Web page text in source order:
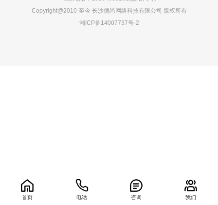
Copyright@2010-至今 长沙德尚网络科技有限公司 版权所有
湘ICP备14007737号-2
首页 电话 咨询 我们
0.071295s